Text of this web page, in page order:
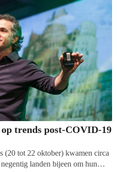
trends post-COVID-19
(20 tot 22 oktober) kwamen circa
landen bijeen om hun